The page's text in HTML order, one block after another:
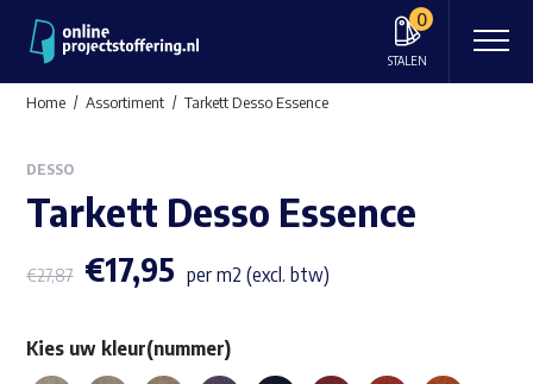
0
STALEN
Home Assortiment Tarkett Desso Essence
DESSO
Tarkett Desso Essence
€27,87 €17,95 per m2 (excl. btw)
Kies uw kleur(nummer)